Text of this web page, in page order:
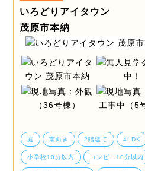
いろどりアイタウン
茂原市本納
庭 南向き 2階建て 4LDK
小学校10分以内 コンビニ10分以内